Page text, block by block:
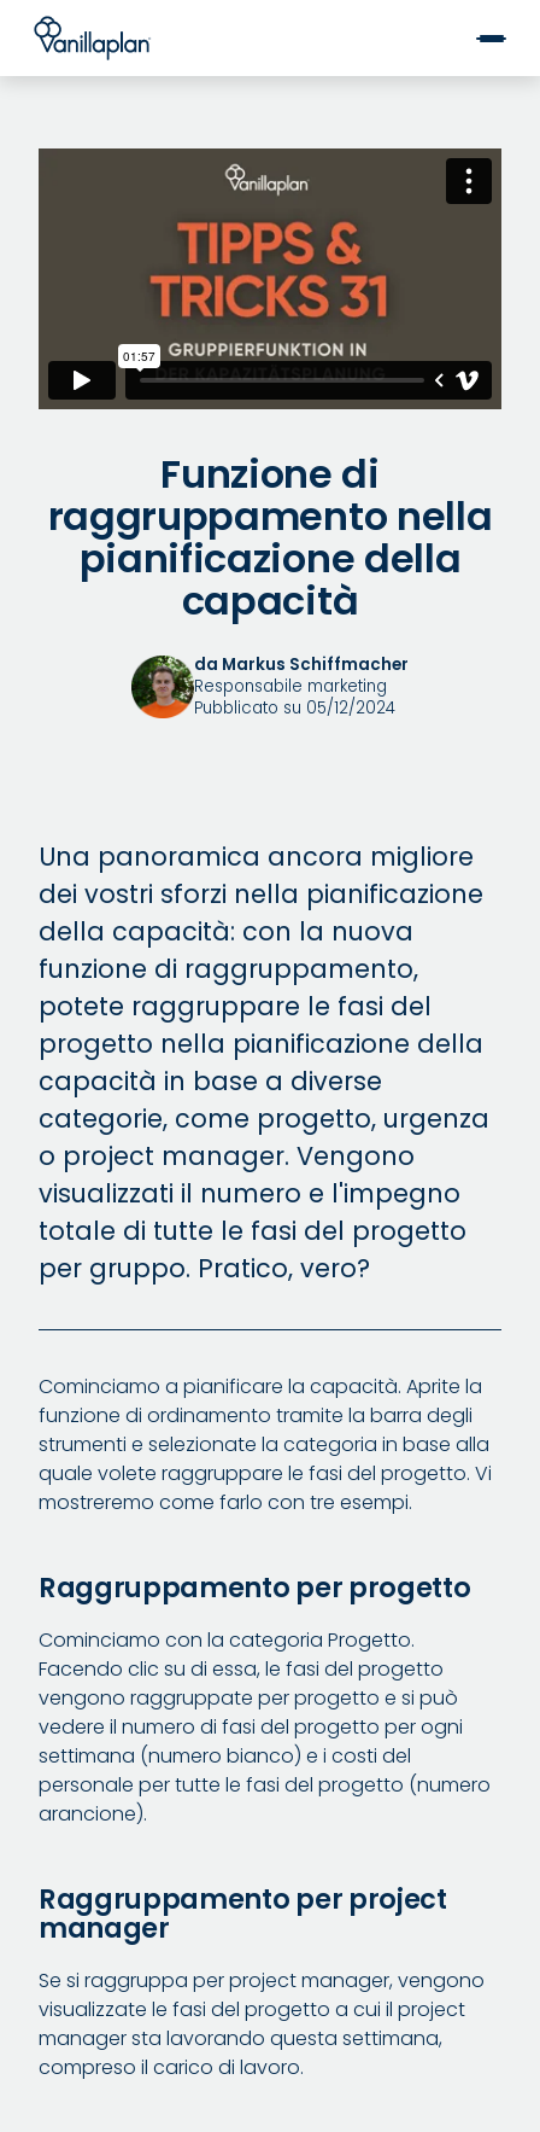
®
Funzione di
raggruppamento nella
pianificazione della
capacità
da Markus Schiffmacher
Responsabile marketing
Pubblicato su 05/12/2024
Una panoramica ancora migliore
dei vostri sforzi nella pianificazione
della capacità: con la nuova
funzione di raggruppamento,
potete raggruppare le fasi del
progetto nella pianificazione della
capacità in base a diverse
categorie, come progetto, urgenza
o project manager. Vengono
visualizzati il numero e l'impegno
totale di tutte le fasi del progetto
per gruppo. Pratico, vero?
Cominciamo a pianificare la capacità. Aprite la
funzione di ordinamento tramite la barra degli
strumenti e selezionate la categoria in base alla
quale volete raggruppare le fasi del progetto. Vi
mostreremo come farlo con tre esempi.
Raggruppamento per progetto
Cominciamo con la categoria Progetto.
Facendo clic su di essa, le fasi del progetto
vengono raggruppate per progetto e si può
vedere il numero di fasi del progetto per ogni
settimana (numero bianco) e i costi del
personale per tutte le fasi del progetto (numero
arancione).
Raggruppamento per project
manager
Se si raggruppa per project manager, vengono
visualizzate le fasi del progetto a cui il project
manager sta lavorando questa settimana,
compreso il carico di lavoro.